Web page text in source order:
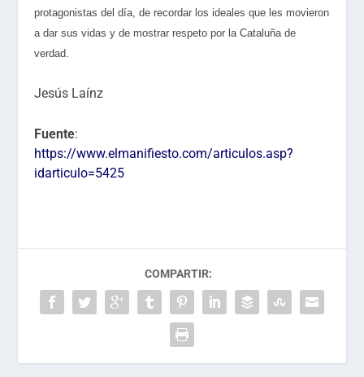
protagonistas del día, de recordar los ideales que les movieron
a dar sus vidas y de mostrar respeto por la Cataluña de
verdad.
Jesús Laínz
Fuente:
https://www.elmanifiesto.com/articulos.asp?
idarticulo=5425
COMPARTIR: